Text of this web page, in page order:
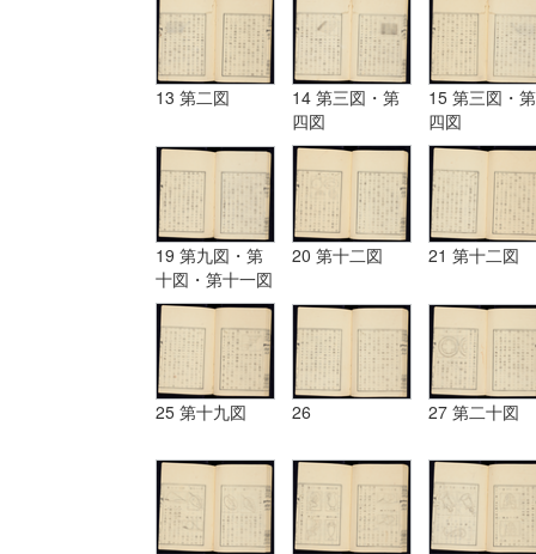
13 第二図
14 第三図・第
四図
15 第三図・第
四図
19 第九図・第
十図・第十一図
20 第十二図 21 第十二図
25 第十九図 26 27 第二十図